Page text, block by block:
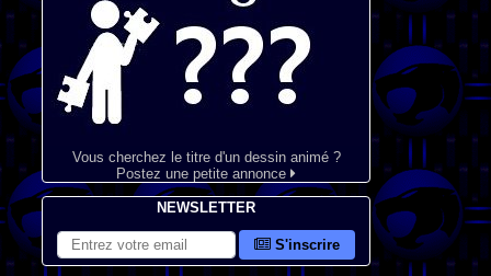
Vous cherchez le titre d'un dessin animé ?
Postez une petite annonce
NEWSLETTER
S'inscrire